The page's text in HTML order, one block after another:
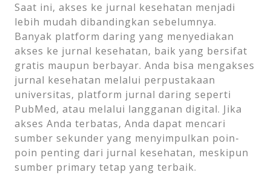
Saat ini, akses ke jurnal kesehatan menjadi
lebih mudah dibandingkan sebelumnya.
Banyak platform daring yang menyediakan
akses ke jurnal kesehatan, baik yang bersifat
gratis maupun berbayar. Anda bisa mengakses
jurnal kesehatan melalui perpustakaan
universitas, platform jurnal daring seperti
PubMed, atau melalui langganan digital. Jika
akses Anda terbatas, Anda dapat mencari
sumber sekunder yang menyimpulkan poin-
poin penting dari jurnal kesehatan, meskipun
sumber primary tetap yang terbaik.